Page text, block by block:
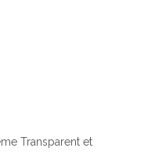
Transparent et